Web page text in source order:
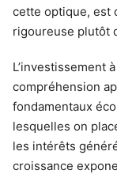
cette optique, est
rigoureuse plutôt
L’investissement
compréhension
fondamentaux
lesquelles on
les intérêts
croissance